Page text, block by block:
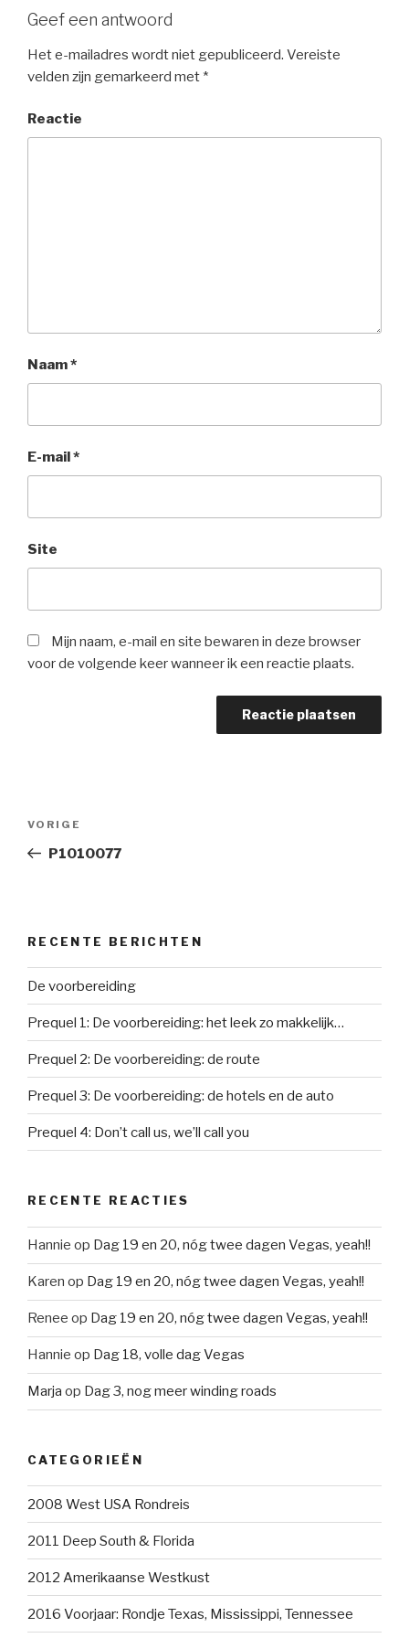
Geef een antwoord
Het e-mailadres wordt niet gepubliceerd. Vereiste
velden zijn gemarkeerd met *
Reactie
Naam*
E-mail*
Site
Mijn naam, e-mail en site bewaren in deze browser
voor de volgende keer wanneer ik een reactie plaats.
Vorig
bericht
VORIGE
P1010077
RECENTE BERICHTEN
De voorbereiding
Prequel 1: De voorbereiding: het leek zo makkelijk…
Prequel 2: De voorbereiding: de route
Prequel 3: De voorbereiding: de hotels en de auto
Prequel 4: Don’t call us, we’ll call you
RECENTE REACTIES
Hannie op Dag 19 en 20, nóg twee dagen Vegas, yeah!!
Karen op Dag 19 en 20, nóg twee dagen Vegas, yeah!!
Renee op Dag 19 en 20, nóg twee dagen Vegas, yeah!!
Hannie op Dag 18, volle dag Vegas
Marja op Dag 3, nog meer winding roads
CATEGORIEËN
2008 West USA Rondreis
2011 Deep South & Florida
2012 Amerikaanse Westkust
2016 Voorjaar: Rondje Texas, Mississippi, Tennessee